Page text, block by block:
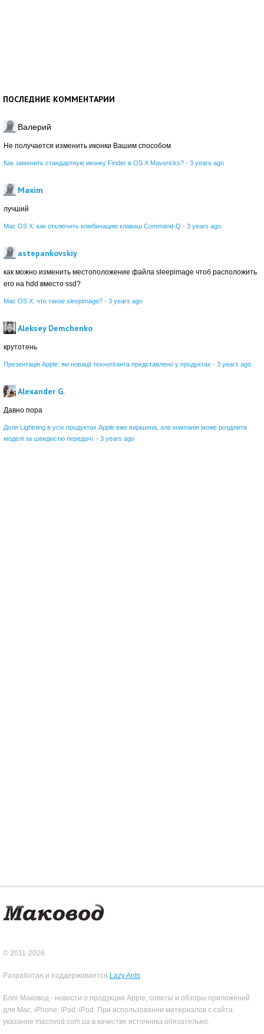
ПОСЛЕДНИЕ КОММЕНТАРИИ
Валерий
Не получается изменить иконки Вашим способом
Как заменить стандартную иконку Finder в OS X Mavericks? · 3 years ago
Maxim
лучший
Mac OS X: как отключить комбинацию клавиш Command-Q · 3 years ago
astepankovskiy
как можно изменить местоположение файла sleepimage чтоб расположить
его на hdd вместо ssd?
Mac OS X: что такое sleepimage? · 3 years ago
Aleksey Demchenko
крутотень
Презентація Apple: які новації техногіганта представлено у продуктах · 3 years ago
Alexander G.
Давно пора
Доля Lightning в усіх продуктах Apple вже вирішена, але компанія може розділити
моделі за швидкістю передачі · 3 years ago
© 2011-2026
Разработан и поддерживается Lazy Ants
Блог Маковод - новости о продукции Apple, советы и обзоры приложений
для Mac, iPhone, iPad, iPod. При использовании материалов с сайта
указание macovod.com.ua в качестве источника обязательно.